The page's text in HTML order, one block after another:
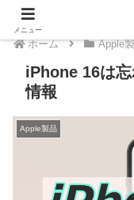
ホーム Apple
iPhone 16は
情報
Apple製品
メニュー